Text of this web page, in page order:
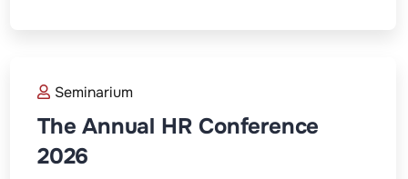
Seminarium
The Annual HR Conference
2026